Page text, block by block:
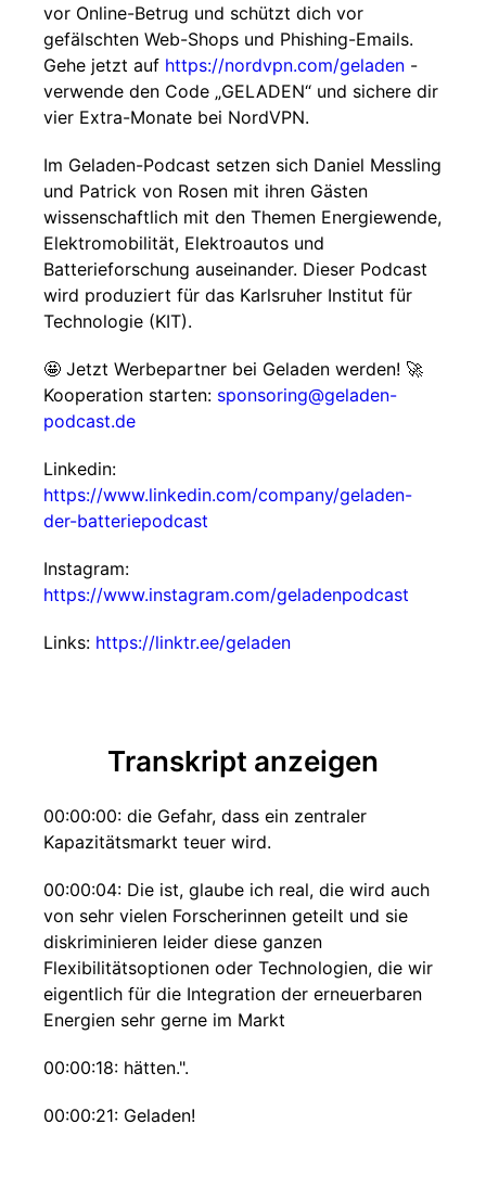
vor Online-Betrug und schützt dich vor
gefälschten Web-Shops und Phishing-Emails.
Gehe jetzt auf https://nordvpn.com/geladen -
verwende den Code „GELADEN“ und sichere dir
vier Extra-Monate bei NordVPN.
Im Geladen-Podcast setzen sich Daniel Messling
und Patrick von Rosen mit ihren Gästen
wissenschaftlich mit den Themen Energiewende,
Elektromobilität, Elektroautos und
Batterieforschung auseinander. Dieser Podcast
wird produziert für das Karlsruher Institut für
Technologie (KIT).
🤩 Jetzt Werbepartner bei Geladen werden! 🚀
Kooperation starten: sponsoring@geladen-
podcast.de
Linkedin:
https://www.linkedin.com/company/geladen-
der-batteriepodcast
Instagram:
https://www.instagram.com/geladenpodcast
Links: https://linktr.ee/geladen
Transkript anzeigen
00:00:00: die Gefahr, dass ein zentraler
Kapazitätsmarkt teuer wird.
00:00:04: Die ist, glaube ich real, die wird auch
von sehr vielen Forscherinnen geteilt und sie
diskriminieren leider diese ganzen
Flexibilitätsoptionen oder Technologien, die wir
eigentlich für die Integration der erneuerbaren
Energien sehr gerne im Markt
00:00:18: hätten.".
00:00:21: Geladen!